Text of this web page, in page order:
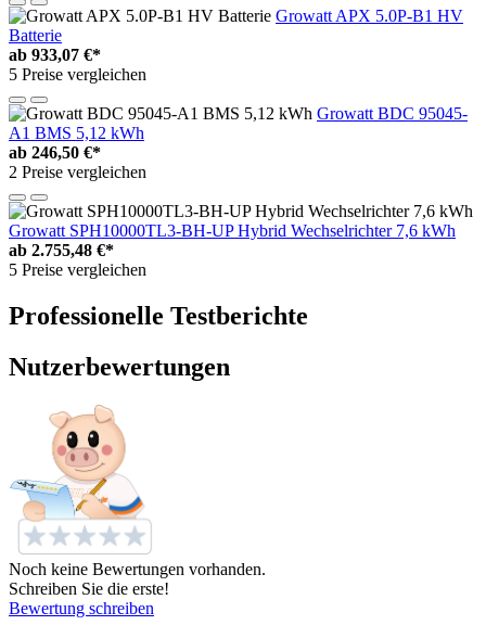
Growatt APX 5.0P-B1 HV
Batterie
ab 933,07 €*
5 Preise vergleichen
Growatt BDC 95045-
A1 BMS 5,12 kWh
ab 246,50 €*
2 Preise vergleichen
Growatt SPH10000TL3-BH-UP Hybrid Wechselrichter 7,6 kWh
ab 2.755,48 €*
5 Preise vergleichen
Professionelle Testberichte
Nutzerbewertungen
Noch keine Bewertungen vorhanden.
Schreiben Sie die erste!
Bewertung schreiben